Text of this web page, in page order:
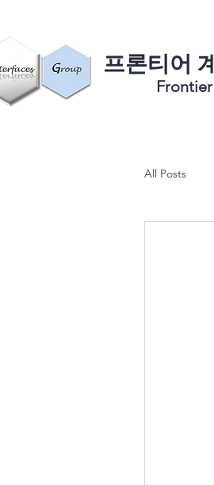
프론티어
All Posts